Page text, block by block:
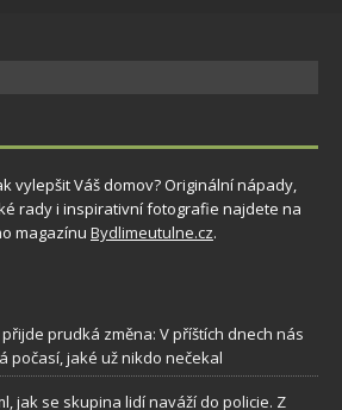
vylepšit Váš domov? Originální nápady,
rady i inspirativní fotografie najdete na
magazínu Bydlimeutulne.cz.
prudká změna: V příštích dnech nás
počasí, jaké už nikdo nečekal
jak se skupina lidí naváží do policie. Z